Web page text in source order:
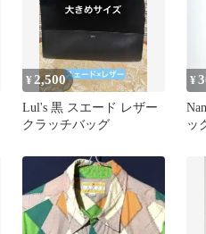
¥2,500
Lul's 黒 スエード レザー
クラッチバッグ
¥
ッ